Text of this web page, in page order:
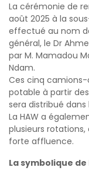
La cérémonie de
août 2025 à la
effectué au nom
général, le Dr
par M. Mamadou
Ndam.
Ces cinq
potable à partir
sera distribué
La HAW a
plusieurs
forte affluence.
La symbolique de